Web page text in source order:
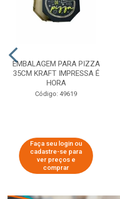
EMBALAGEM PARA PIZZA
35CM KRAFT IMPRESSA É
HORA
Código: 49619
Faça seu login ou
cadastre-se para
ver preços e
comprar